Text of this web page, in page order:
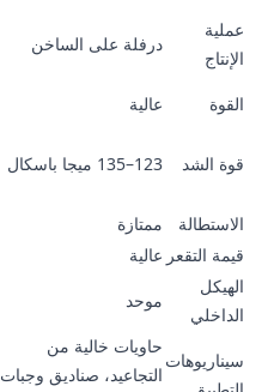
عملية
الإنتاج
درفلة على الساخن
القوة
عالية
قوة الشد 123–135 ميجا باسكال
الاستطالة
ممتازة
قيمة التقعر عالية
الهيكل
الداخلي
موحد
سيناريوهات
حاويات خالية من
التجاعيد، صناديق وجبات